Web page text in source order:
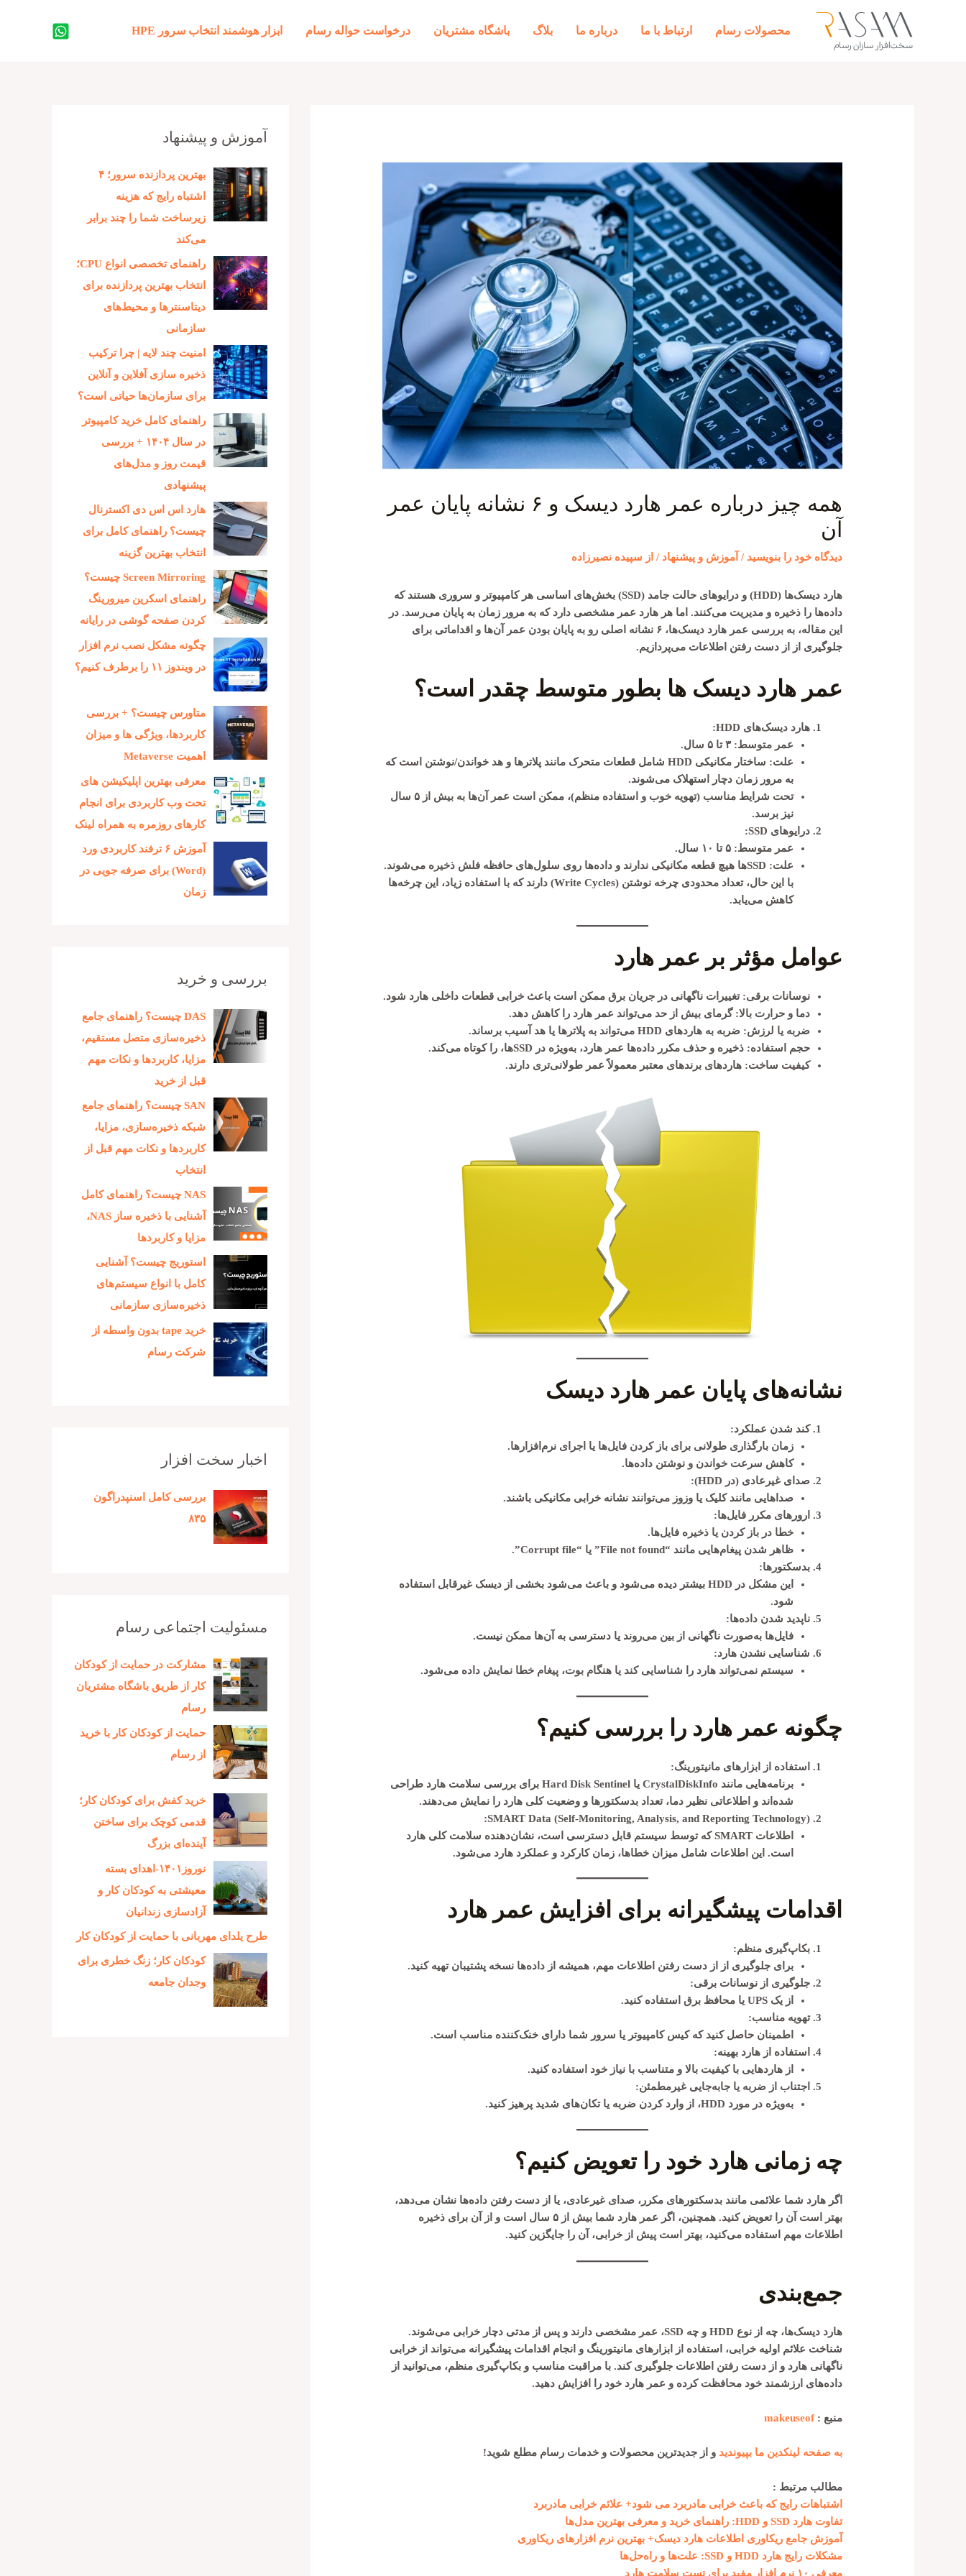
محصولات رسام ارتباط با ما درباره ما بلاگ باشگاه مشتریان درخواست حواله رسام ابزار هوشمند انتخاب سرور HPE جستجو
همه چیز درباره عمر هارد دیسک و ۶ نشانه پایان عمر
آن
دیدگاه‌ خود را بنویسید / آموزش و پیشنهاد / از سپیده نصیرزاده
هارد دیسک‌ها (HDD) و درایوهای حالت جامد (SSD) بخش‌های اساسی هر کامپیوتر و سروری هستند که
داده‌ها را ذخیره و مدیریت می‌کنند. اما هر هارد عمر مشخصی دارد که به مرور زمان به پایان می‌رسد. در
این مقاله، به بررسی عمر هارد دیسک‌ها، ۶ نشانه‌ اصلی رو به پایان بودن عمر آن‌ها و اقداماتی برای
جلوگیری از از دست رفتن اطلاعات می‌پردازیم.
عمر هارد دیسک ها بطور متوسط چقدر است؟
هارد دیسک‌های HDD:
عمر متوسط: ۳ تا ۵ سال.
علت: ساختار مکانیکی HDD شامل قطعات متحرک مانند پلاترها و هد خواندن/نوشتن است که
به مرور زمان دچار استهلاک می‌شوند.
تحت شرایط مناسب (تهویه خوب و استفاده منظم)، ممکن است عمر آن‌ها به بیش از ۵ سال
نیز برسد.
درایوهای SSD:
عمر متوسط: ۵ تا ۱۰ سال.
علت: SSDها هیچ قطعه مکانیکی ندارند و داده‌ها روی سلول‌های حافظه فلش ذخیره می‌شوند.
با این حال، تعداد محدودی چرخه نوشتن (Write Cycles) دارند که با استفاده زیاد، این چرخه‌ها
کاهش می‌یابد.
عوامل مؤثر بر عمر هارد
نوسانات برقی: تغییرات ناگهانی در جریان برق ممکن است باعث خرابی قطعات داخلی هارد شود.
دما و حرارت بالا: گرمای بیش از حد می‌تواند عمر هارد را کاهش دهد.
ضربه یا لرزش: ضربه به هاردهای HDD می‌تواند به پلاترها یا هد آسیب برساند.
حجم استفاده: ذخیره و حذف مکرر داده‌ها عمر هارد، به‌ویژه در SSDها، را کوتاه می‌کند.
کیفیت ساخت: هاردهای برندهای معتبر معمولاً عمر طولانی‌تری دارند.
نشانه‌های پایان عمر هارد دیسک
کند شدن عملکرد:
زمان بارگذاری طولانی برای باز کردن فایل‌ها یا اجرای نرم‌افزارها.
کاهش سرعت خواندن و نوشتن داده‌ها.
صدای غیرعادی (در HDD):
صداهایی مانند کلیک یا وزوز می‌توانند نشانه خرابی مکانیکی باشند.
ارورهای مکرر فایل‌ها:
خطا در باز کردن یا ذخیره فایل‌ها.
ظاهر شدن پیغام‌هایی مانند “File not found” یا “Corrupt file”.
بدسکتورها:
این مشکل در HDD بیشتر دیده می‌شود و باعث می‌شود بخشی از دیسک غیرقابل استفاده
شود.
ناپدید شدن داده‌ها:
فایل‌ها به‌صورت ناگهانی از بین می‌روند یا دسترسی به آن‌ها ممکن نیست.
شناسایی نشدن هارد:
سیستم نمی‌تواند هارد را شناسایی کند یا هنگام بوت، پیغام خطا نمایش داده می‌شود.
چگونه عمر هارد را بررسی کنیم؟
استفاده از ابزارهای مانیتورینگ:
برنامه‌هایی مانند CrystalDiskInfoیا Hard Disk Sentinelبرای بررسی سلامت هارد طراحی
شده‌اند و اطلاعاتی نظیر دما، تعداد بدسکتورها و وضعیت کلی هارد را نمایش می‌دهند.
SMART Data (Self-Monitoring, Analysis, and Reporting Technology):
اطلاعات SMART که توسط سیستم قابل دسترسی است، نشان‌دهنده سلامت کلی هارد
است. این اطلاعات شامل میزان خطاها، زمان کارکرد و عملکرد هارد می‌شود.
اقدامات پیشگیرانه برای افزایش عمر هارد
بکاپ‌گیری منظم:
برای جلوگیری از از دست رفتن اطلاعات مهم، همیشه از داده‌ها نسخه پشتیبان تهیه کنید.
جلوگیری از نوسانات برقی:
از یک UPS یا محافظ برق استفاده کنید.
تهویه مناسب:
اطمینان حاصل کنید که کیس کامپیوتر یا سرور شما دارای خنک‌کننده مناسب است.
استفاده از هارد بهینه:
از هاردهایی با کیفیت بالا و متناسب با نیاز خود استفاده کنید.
اجتناب از ضربه یا جابه‌جایی غیرمطمئن:
به‌ویژه در مورد HDD، از وارد کردن ضربه یا تکان‌های شدید پرهیز کنید.
چه زمانی هارد خود را تعویض کنیم؟
اگر هارد شما علائمی مانند بدسکتورهای مکرر، صدای غیرعادی، یا از دست رفتن داده‌ها نشان می‌دهد،
بهتر است آن را تعویض کنید. همچنین، اگر عمر هارد شما بیش از ۵ سال است و از آن برای ذخیره
اطلاعات مهم استفاده می‌کنید، بهتر است پیش از خرابی، آن را جایگزین کنید.
جمع‌بندی
هارد دیسک‌ها، چه از نوع HDD و چه SSD، عمر مشخصی دارند و پس از مدتی دچار خرابی می‌شوند.
شناخت علائم اولیه خرابی، استفاده از ابزارهای مانیتورینگ و انجام اقدامات پیشگیرانه می‌تواند از خرابی
ناگهانی هارد و از دست رفتن اطلاعات جلوگیری کند. با مراقبت مناسب و بکاپ‌گیری منظم، می‌توانید از
داده‌های ارزشمند خود محافظت کرده و عمر هارد خود را افزایش دهید.
منبع :makeuseof
به صفحه لینکدین ما بپیوندید و از جدیدترین محصولات و خدمات رسام مطلع شوید!
مطالب مرتبط :
اشتباهات رایج که باعث خرابی مادربرد می شود+ علائم خرابی مادربرد
تفاوت هارد SSD و HDD: راهنمای خرید و معرفی بهترین مدل‌ها
آموزش جامع ریکاوری اطلاعات هارد دیسک+ بهترین نرم افزارهای ریکاوری
مشکلات رایج هارد HDD و SSD: علت‌ها و راه‌حل‌ها
معرفی ۱۰ نرم افزار مفید برای تست سلامت هارد
آموزش و پیشنهاد
بهترین پردازنده‌ سرور؛ ۴
اشتباه رایج که هزینه
زیرساخت شما را چند برابر
می‌کند
راهنمای تخصصی انواع CPU؛
انتخاب بهترین پردازنده برای
دیتاسنترها و محیط‌های
سازمانی
امنیت چند لایه | چرا ترکیب
ذخیره‌ سازی آفلاین و آنلاین
برای سازمان‌ها حیاتی است؟
راهنمای کامل خرید کامپیوتر
در سال ۱۴۰۴ + بررسی
قیمت روز و مدل‌های
پیشنهادی
هارد اس اس دی اکسترنال
چیست؟ راهنمای کامل برای
انتخاب بهترین گزینه
Screen Mirroring چیست؟
راهنمای اسکرین میرورینگ
کردن صفحه گوشی در رایانه
چگونه مشکل نصب نرم افزار
در ویندوز ۱۱ را برطرف کنیم؟
متاورس چیست؟ + بررسی
کاربردها، ویژگی ها و میزان
اهمیت Metaverse
معرفی بهترین اپلیکیشن های
تحت وب کاربردی برای انجام
کارهای روزمره به همراه لینک
آموزش ۶ ترفند کاربردی ورد
(Word) برای صرفه جویی در
زمان
بررسی و خرید
DAS چیست؟ راهنمای جامع
ذخیره‌سازی متصل مستقیم،
مزایا، کاربردها و نکات مهم
قبل از خرید
SAN چیست؟ راهنمای جامع
شبکه ذخیره‌سازی، مزایا،
کاربردها و نکات مهم قبل از
انتخاب
NAS چیست؟ راهنمای کامل
آشنایی با ذخیره‌ ساز NAS،
مزایا و کاربردها
استوریج چیست؟ آشنایی
کامل با انواع سیستم‌های
ذخیره‌سازی سازمانی
خرید tape بدون واسطه از
شرکت رسام
اخبار سخت افزار
بررسی کامل اسنپدراگون
۸۳۵
مسئولیت اجتماعی رسام
مشارکت در حمایت از کودکان
کار از طریق باشگاه مشتریان
رسام
حمایت از کودکان کار با خرید
از رسام
خرید کفش برای کودکان کار؛
قدمی کوچک برای ساختن
آینده‌ای بزرگ
نوروز۱۴۰۱-اهدای بسته
معیشتی به کودکان کار و
آزادسازی زندانیان
طرح یلدای مهربانی با حمایت از کودکان کار
کودکان کار؛ زنگ خطری برای
وجدان جامعه